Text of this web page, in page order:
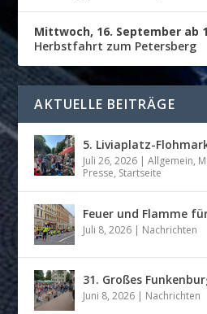
Mittwoch, 16. September ab
Herbstfahrt zum Petersberg
AKTUELLE BEITRÄGE
5. Liviaplatz-
Juli 26, 2026 |Allgemein,
Presse, Startseite
Feuer und Flamme
Juli 8, 2026 | Nachrichten
31. Großes
Juni 8, 2026 | Nachrichten